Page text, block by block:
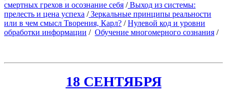
смертных грехов и осознание себя /Выход из системы:
прелесть и цена успеха /Зеркальные принципы реальности
или в чем смысл Творения, Карл? /Нулевой код и уровни
обработки информации / Обучение многомерного сознания /
18 СЕНТЯБРЯ